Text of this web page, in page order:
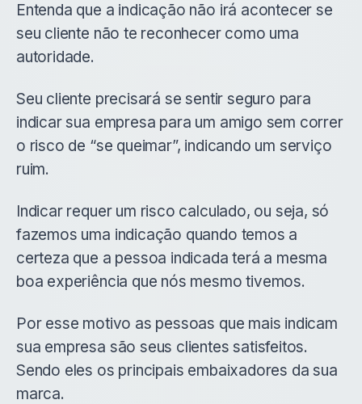
Entenda que a indicação não irá acontecer se
seu cliente não te reconhecer como uma
autoridade.
Seu cliente precisará se sentir seguro para
indicar sua empresa para um amigo sem correr
o risco de “se queimar”, indicando um serviço
ruim.
Indicar requer um risco calculado, ou seja, só
fazemos uma indicação quando temos a
certeza que a pessoa indicada terá a mesma
boa experiência que nós mesmo tivemos.
Por esse motivo as pessoas que mais indicam
sua empresa são seus clientes satisfeitos.
Sendo eles os principais embaixadores da sua
marca.